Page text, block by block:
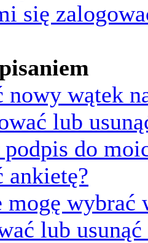
się
nowy wątek
lub
podpis do
ankietę?
mogę wybrać
lub usunąć